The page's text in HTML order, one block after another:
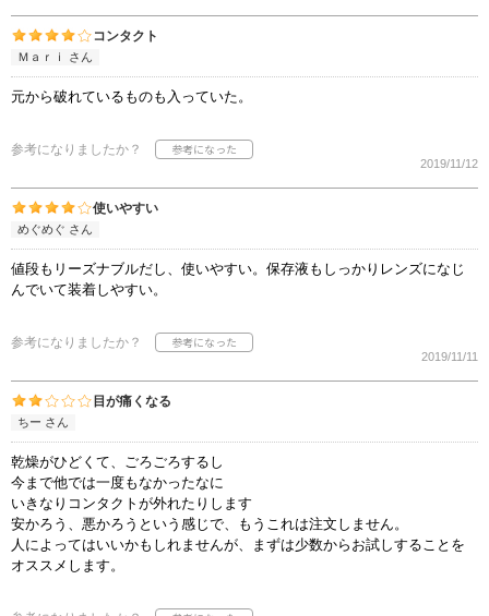
コンタクト
Ｍａｒｉ さん
元から破れているものも入っていた。
参考になりましたか？
2019/11/12
使いやすい
めぐめぐ さん
値段もリーズナブルだし、使いやすい。保存液もしっかりレンズになじ
んでいて装着しやすい。
参考になりましたか？
2019/11/11
目が痛くなる
ちー さん
乾燥がひどくて、ごろごろするし
今まで他では一度もなかったなに
いきなりコンタクトが外れたりします
安かろう、悪かろうという感じで、もうこれは注文しません。
人によってはいいかもしれませんが、まずは少数からお試しすることを
オススメします。